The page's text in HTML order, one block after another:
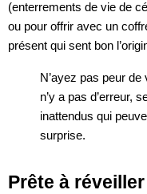
(enterrements de vie de
ou pour offrir avec un
présent qui sent bon
N’ayez pas peur
n’y a pas d’erreur,
inattendus qui
surprise.
Prête à